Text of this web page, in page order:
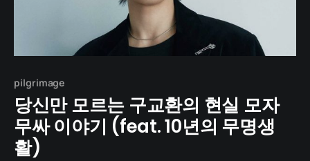
pilgrimage
당신만 모르는 구교환의 현실 모자
무싸 이야기 (feat. 10년의 무명생
활)